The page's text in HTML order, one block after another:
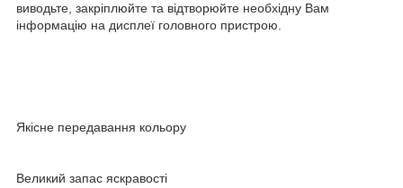
виводьте, закріплюйте та відтворюйте необхідну Вам
інформацію на дисплеї головного пристрою.
Якісне передавання кольору
Великий запас яскравості